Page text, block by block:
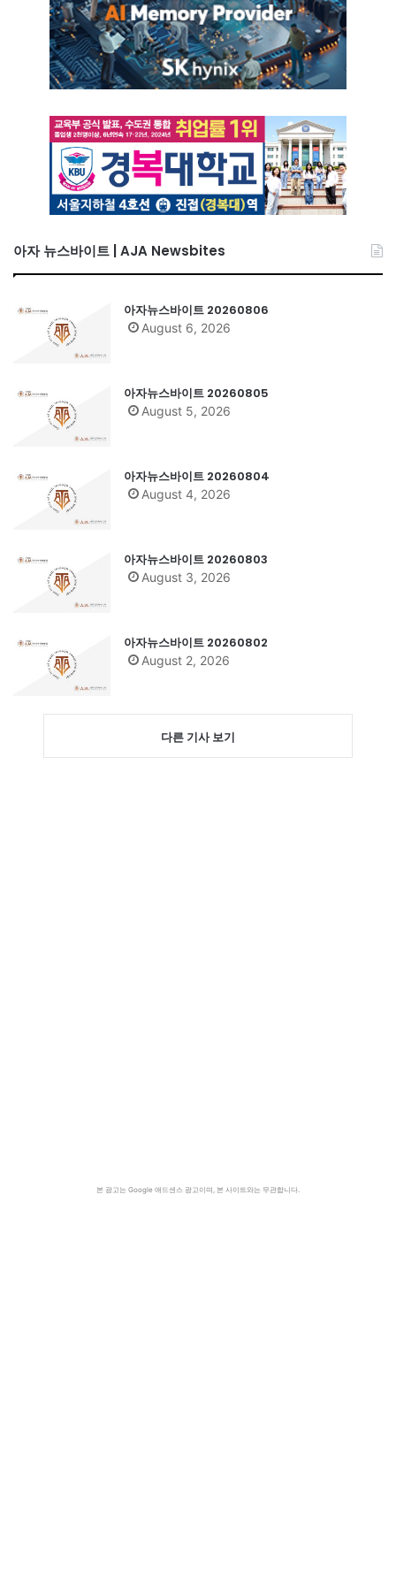
아자 뉴스바이트 | AJA Newsbites
아자뉴스바이트 20260806
August 6, 2026
아자뉴스바이트 20260805
August 5, 2026
아자뉴스바이트 20260804
August 4, 2026
아자뉴스바이트 20260803
August 3, 2026
아자뉴스바이트 20260802
August 2, 2026
다른 기사 보기
본 광고는 Google 애드센스 광고이며, 본 사이트와는 무관합니다.